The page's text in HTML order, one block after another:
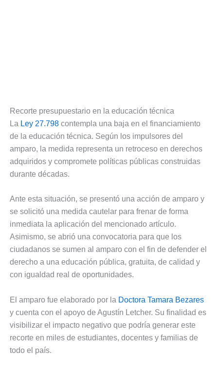
Recorte presupuestario en la educación técnica
La Ley 27.798 contempla una baja en el financiamiento
de la educación técnica. Según los impulsores del
amparo, la medida representa un retroceso en derechos
adquiridos y compromete políticas públicas construidas
durante décadas.
Ante esta situación, se presentó una acción de amparo y
se solicitó una medida cautelar para frenar de forma
inmediata la aplicación del mencionado artículo.
Asimismo, se abrió una convocatoria para que los
ciudadanos se sumen al amparo con el fin de defender el
derecho a una educación pública, gratuita, de calidad y
con igualdad real de oportunidades.
El amparo fue elaborado por la Doctora Tamara Bezares
y cuenta con el apoyo de Agustín Letcher. Su finalidad es
visibilizar el impacto negativo que podría generar este
recorte en miles de estudiantes, docentes y familias de
todo el país.